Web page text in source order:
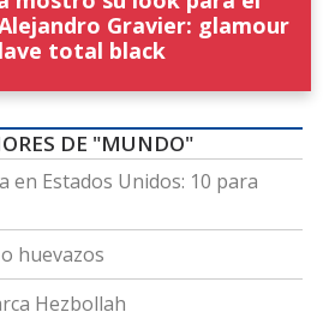
Gravier: glamour
total black
DE "MUNDO"
en Estados Unidos: 10 para
huevazos
Hezbollah